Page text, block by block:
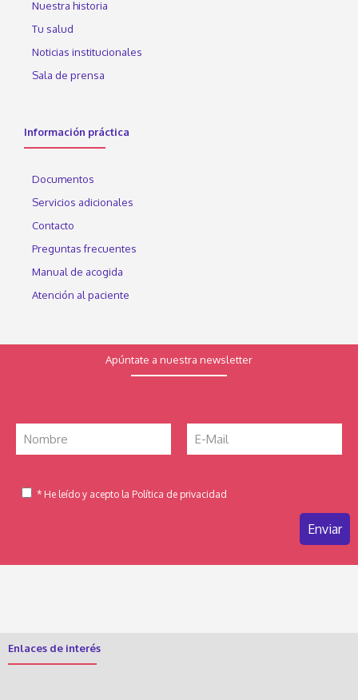
Nuestra historia
Tu salud
Noticias institucionales
Sala de prensa
Información práctica
Documentos
Servicios adicionales
Contacto
Preguntas frecuentes
Manual de acogida
Atención al paciente
Apúntate a nuestra newsletter
* He leído y acepto la Política de privacidad
Enlaces de interés